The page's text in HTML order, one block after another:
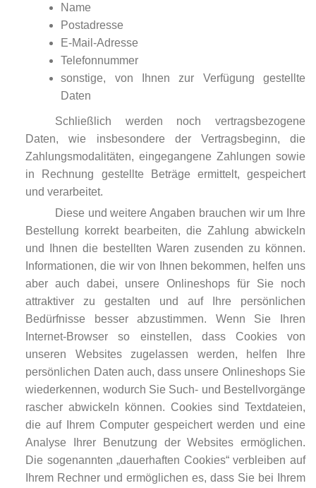
Name
Postadresse
E-Mail-Adresse
Telefonnummer
sonstige, von Ihnen zur Verfügung gestellte
Daten
Schließlich werden noch vertragsbezogene
Daten, wie insbesondere der Vertragsbeginn, die
Zahlungsmodalitäten, eingegangene Zahlungen sowie
in Rechnung gestellte Beträge ermittelt, gespeichert
und verarbeitet.
Diese und weitere Angaben brauchen wir um Ihre
Bestellung korrekt bearbeiten, die Zahlung abwickeln
und Ihnen die bestellten Waren zusenden zu können.
Informationen, die wir von Ihnen bekommen, helfen uns
aber auch dabei, unsere Onlineshops für Sie noch
attraktiver zu gestalten und auf Ihre persönlichen
Bedürfnisse besser abzustimmen. Wenn Sie Ihren
Internet-Browser so einstellen, dass Cookies von
unseren Websites zugelassen werden, helfen Ihre
persönlichen Daten auch, dass unsere Onlineshops Sie
wiederkennen, wodurch Sie Such- und Bestellvorgänge
rascher abwickeln können. Cookies sind Textdateien,
die auf Ihrem Computer gespeichert werden und eine
Analyse Ihrer Benutzung der Websites ermöglichen.
Die sogenannten „dauerhaften Cookies“ verbleiben auf
Ihrem Rechner und ermöglichen es, dass Sie bei Ihrem